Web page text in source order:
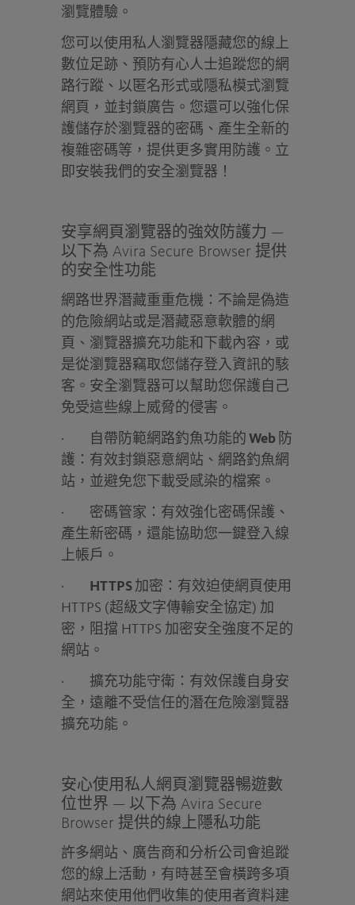
瀏覽體驗。
您可以使用私人瀏覽器隱藏您的線上
數位足跡、預防有心人士追蹤您的網
路行蹤、以匿名形式或隱私模式瀏覽
網頁，並封鎖廣告。您還可以強化保
護儲存於瀏覽器的密碼、產生全新的
複雜密碼等，提供更多實用防護。立
即安裝我們的安全瀏覽器！
安享網頁瀏覽器的強效防護力 —
以下為 Avira Secure Browser 提供
的安全性功能
網路世界潛藏重重危機：不論是偽造
的危險網站或是潛藏惡意軟體的網
頁、瀏覽器擴充功能和下載內容，或
是從瀏覽器竊取您儲存登入資訊的駭
客。安全瀏覽器可以幫助您保護自己
免受這些線上威脅的侵害。
· 自帶防範網路釣魚功能的 Web 防
護： 有效封鎖惡意網站、網路釣魚網
站，並避免您下載受感染的檔案。
· 密碼管家： 有效強化密碼保護、
產生新密碼，還能協助您一鍵登入線
上帳戶。
· HTTPS 加密： 有效迫使網頁使用
HTTPS (超級文字傳輸安全協定) 加
密，阻擋 HTTPS 加密安全強度不足的
網站。
· 擴充功能守衛： 有效保護自身安
全，遠離不受信任的潛在危險瀏覽器
擴充功能。
安心使用私人網頁瀏覽器暢遊數
位世界 — 以下為 Avira Secure
Browser 提供的線上隱私功能
許多網站、廣告商和分析公司會追蹤
您的線上活動，有時甚至會橫跨多項
網站來使用他們收集的使用者資料建